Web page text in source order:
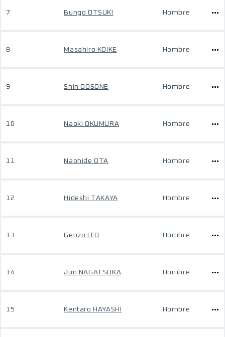
7 Bungo OTSUKI Hombre
8 Masahiro KOIKE Hombre
9 Shin OOSONE Hombre
10 Naoki OKUMURA Hombre
11 Naohide OTA Hombre
12 Hideshi TAKAYA Hombre
13 Genzo ITO Hombre
14 Jun NAGATSUKA Hombre
15 Kentaro HAYASHI Hombre